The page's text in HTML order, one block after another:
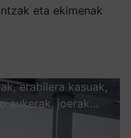
eta ekimenak
erabilera kasuak,
aukerak, joerak…